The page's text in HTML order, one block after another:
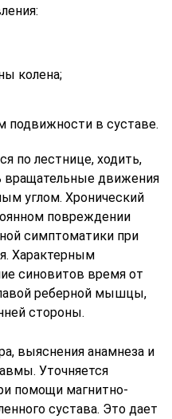
колена;
подвижности в суставе.
по лестнице, ходить,
вращательные движения
углом. Хронический
повреждении
симптоматики при
Характерным
синовитов время от
реберной мышцы,
стороны.
выяснения анамнеза и
Уточняется
помощи магнитно-
сустава. Это дает